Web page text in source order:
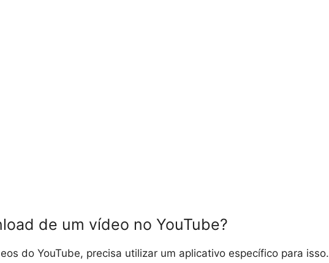
de um vídeo no YouTube?
do YouTube, precisa utilizar um aplicativo específico para isso.